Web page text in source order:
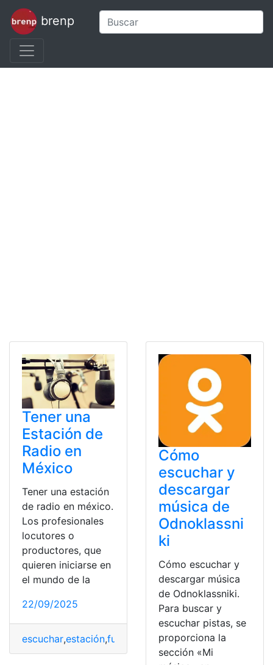
brenp
Tener una
Estación de
Radio en
México
Tener una estación
de radio en méxico.
Los profesionales
locutores o
productores, que
quieren iniciarse en
el mundo de la
22/09/2025
escuchar,estación,funciona Más escuchadas
Cómo
escuchar y
descargar
música de
Odnoklassni
ki
Cómo escuchar y
descargar música
de Odnoklassniki.
Para buscar y
escuchar pistas, se
proporciona la
sección «Mi